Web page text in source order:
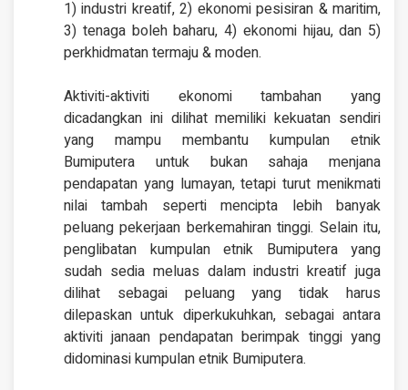
1) industri kreatif, 2) ekonomi pesisiran & maritim,
3) tenaga boleh baharu, 4) ekonomi hijau, dan 5)
perkhidmatan termaju & moden.
Aktiviti-aktiviti ekonomi tambahan yang
dicadangkan ini dilihat memiliki kekuatan sendiri
yang mampu membantu kumpulan etnik
Bumiputera untuk bukan sahaja menjana
pendapatan yang lumayan, tetapi turut menikmati
nilai tambah seperti mencipta lebih banyak
peluang pekerjaan berkemahiran tinggi. Selain itu,
penglibatan kumpulan etnik Bumiputera yang
sudah sedia meluas dalam industri kreatif juga
dilihat sebagai peluang yang tidak harus
dilepaskan untuk diperkukuhkan, sebagai antara
aktiviti janaan pendapatan berimpak tinggi yang
didominasi kumpulan etnik Bumiputera.